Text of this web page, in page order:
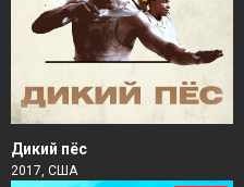
Дикий пёс
2017, США